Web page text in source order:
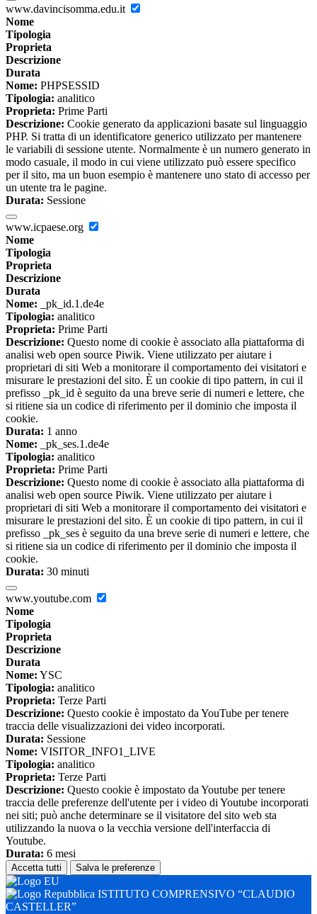
www.davincisomma.edu.it
Nome
Tipologia
Proprieta
Descrizione
Durata
Nome: PHPSESSID
Tipologia: analitico
Proprieta: Prime Parti
Descrizione: Cookie generato da applicazioni basate sul linguaggio
PHP. Si tratta di un identificatore generico utilizzato per mantenere
le variabili di sessione utente. Normalmente è un numero generato in
modo casuale, il modo in cui viene utilizzato può essere specifico
per il sito, ma un buon esempio è mantenere uno stato di accesso per
un utente tra le pagine.
Durata: Sessione
www.icpaese.org
Nome
Tipologia
Proprieta
Descrizione
Durata
Nome: _pk_id.1.de4e
Tipologia: analitico
Proprieta: Prime Parti
Descrizione: Questo nome di cookie è associato alla piattaforma di
analisi web open source Piwik. Viene utilizzato per aiutare i
proprietari di siti Web a monitorare il comportamento dei visitatori e
misurare le prestazioni del sito. È un cookie di tipo pattern, in cui il
prefisso _pk_id è seguito da una breve serie di numeri e lettere, che
si ritiene sia un codice di riferimento per il dominio che imposta il
cookie.
Durata: 1 anno
Nome: _pk_ses.1.de4e
Tipologia: analitico
Proprieta: Prime Parti
Descrizione: Questo nome di cookie è associato alla piattaforma di
analisi web open source Piwik. Viene utilizzato per aiutare i
proprietari di siti Web a monitorare il comportamento dei visitatori e
misurare le prestazioni del sito. È un cookie di tipo pattern, in cui il
prefisso _pk_ses è seguito da una breve serie di numeri e lettere, che
si ritiene sia un codice di riferimento per il dominio che imposta il
cookie.
Durata: 30 minuti
www.youtube.com
Nome
Tipologia
Proprieta
Descrizione
Durata
Nome: YSC
Tipologia: analitico
Proprieta: Terze Parti
Descrizione: Questo cookie è impostato da YouTube per tenere
traccia delle visualizzazioni dei video incorporati.
Durata: Sessione
Nome: VISITOR_INFO1_LIVE
Tipologia: analitico
Proprieta: Terze Parti
Descrizione: Questo cookie è impostato da Youtube per tenere
traccia delle preferenze dell'utente per i video di Youtube incorporati
nei siti; può anche determinare se il visitatore del sito web sta
utilizzando la nuova o la vecchia versione dell'interfaccia di
Youtube.
Durata: 6 mesi
Accetta tutti Salva le preferenze
ISTITUTO COMPRENSIVO “CLAUDIO
CASTELLER”